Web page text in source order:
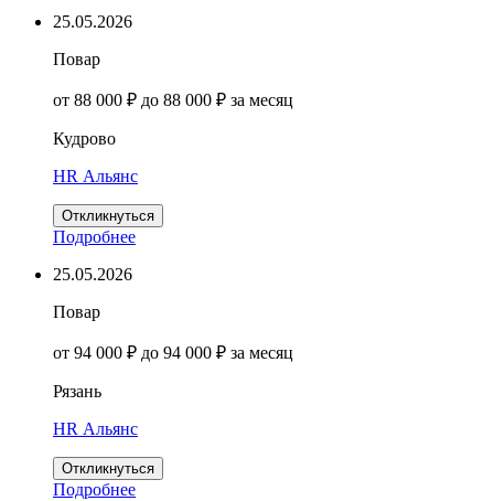
25.05.2026
Повар
от 88 000 ₽ до 88 000 ₽ за месяц
Кудрово
HR Альянс
Откликнуться
Подробнее
25.05.2026
Повар
от 94 000 ₽ до 94 000 ₽ за месяц
Рязань
HR Альянс
Откликнуться
Подробнее